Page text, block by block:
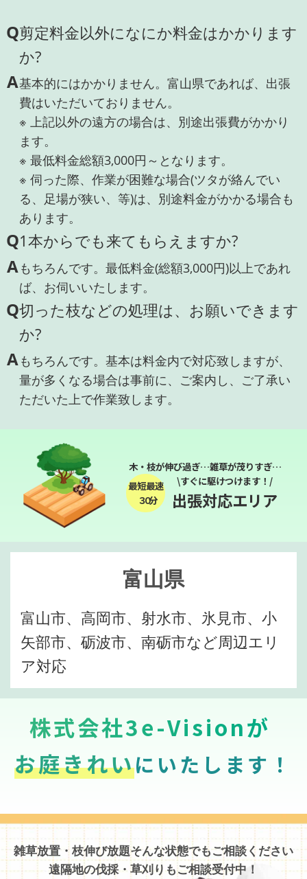
Q剪定料金以外になにか料金はかかります
か?
A基本的にはかかりません。富山県であれば、出張
費はいただいておりません。
※ 上記以外の遠方の場合は、別途出張費がかかり
ます。
※ 最低料金総額3,000円～となります。
※ 伺った際、作業が困難な場合(ツタが絡んでい
る、足場が狭い、等)は、別途料金がかかる場合も
あります。
Q1本からでも来てもらえますか?
Aもちろんです。最低料金(総額3,000円)以上であれ
ば、お伺いいたします。
Q切った枝などの処理は、お願いできます
か?
Aもちろんです。基本は料金内で対応致しますが、
量が多くなる場合は事前に、ご案内し、ご了承い
ただいた上で作業致します。
木・枝が伸び過ぎ…雑草が茂りすぎ…
最短最速
３０分
\すぐに駆けつけます！/
出張対応エリア
富山県
富山市、高岡市、射水市、氷見市、小
矢部市、砺波市、南砺市など周辺エリ
ア対応
株式会社3e-Visionが
お庭きれいにいたします！
雑草放置・枝伸び放題そんな状態でもご相談ください
遠隔地の伐採・草刈りもご相談受付中！